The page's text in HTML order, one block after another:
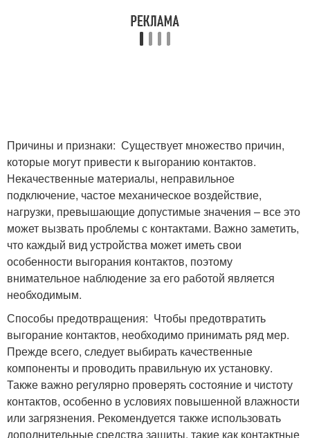
Причины и признаки: Существует множество причин,
которые могут привести к выгоранию контактов.
Некачественные материалы, неправильное
подключение, частое механическое воздействие,
нагрузки, превышающие допустимые значения – все это
может вызвать проблемы с контактами. Важно заметить,
что каждый вид устройства может иметь свои
особенности выгорания контактов, поэтому
внимательное наблюдение за его работой является
необходимым.
Способы предотвращения: Чтобы предотвратить
выгорание контактов, необходимо принимать ряд мер.
Прежде всего, следует выбирать качественные
компоненты и проводить правильную их установку.
Также важно регулярно проверять состояние и чистоту
контактов, особенно в условиях повышенной влажности
или загрязнения. Рекомендуется также использовать
дополнительные средства защиты, такие как контактные